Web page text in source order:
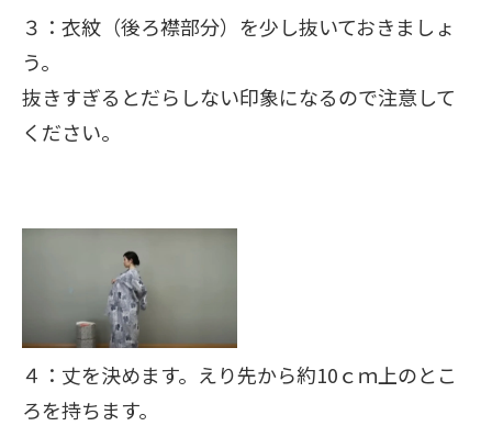
３：衣紋（後ろ襟部分）を少し抜いておきましょ
う。
抜きすぎるとだらしない印象になるので注意して
ください。
４：丈を決めます。えり先から約10ｃｍ上のとこ
ろを持ちます。